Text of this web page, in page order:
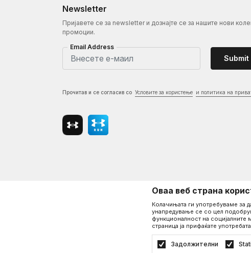
Newsletter
Пријавете се за newsletter и дознајте се за нашите нови
промоции.
Email Address
Submit
Прочитав и се согласив со Условите за користење и политика на
, ИзработкаNB SOFT. Сите права задржани.
Услови на користење
Оваа веб страна
Колачињата ги употребуваме за
унапредување се со цел
функционалност на
страница ја прифаќате
Задолжителни